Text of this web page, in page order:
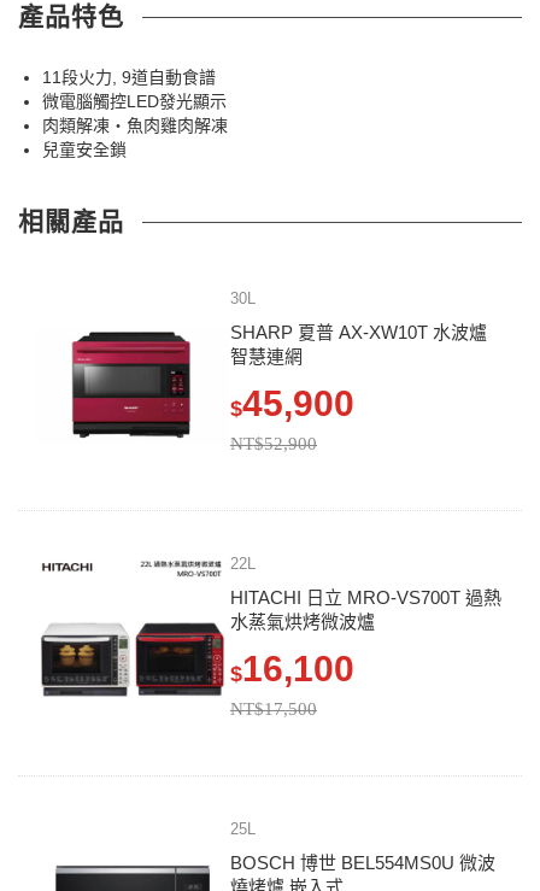
產品特色
11段火力, 9道自動食譜
微電腦觸控LED發光顯示
肉類解凍・魚肉雞肉解凍
兒童安全鎖
相關產品
30L
SHARP 夏普 AX-XW10T 水波爐
智慧連網
$45,900
NT$52,900
22L
HITACHI 日立 MRO-VS700T 過熱
水蒸氣烘烤微波爐
$16,100
NT$17,500
25L
BOSCH 博世 BEL554MS0U 微波
燒烤爐 嵌入式